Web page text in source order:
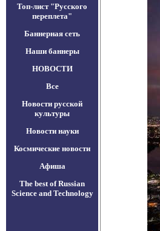
Топ-лист "Русского
переплета"
Баннерная сеть
Наши баннеры
НОВОСТИ
Все
Новости русской
культуры
Новости науки
Космические новости
Афиша
The best of Russian
Science and Technology